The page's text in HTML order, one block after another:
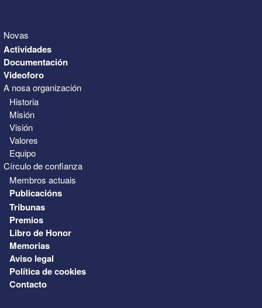
Novas
Actividades
Documentación
Videoforo
A nosa organización
Historia
Misión
Visión
Valores
Equipo
Círculo de confianza
Membros actuais
Publicacións
Tribunas
Premios
Libro de Honor
Memorias
Aviso legal
Política de cookies
Contacto